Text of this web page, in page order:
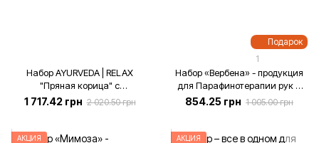
Набор AYURVEDA | RELAX
"Пряная корица" с
металлической свечой в
подарочном боксе.
1 717.42 грн 2 020.50 грн
Подарок
1
Набор «Вербена» - продукция
для Парафинотерапии рук и
ног в изысканной дорожной
косметичке
854.25 грн 1 005.00 грн
АКЦИЯ
АКЦИЯ